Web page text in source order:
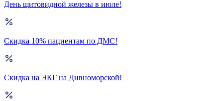
День щитовидной железы в июле!
Скидка 10% пациентам по ДМС!
Скидка на ЭКГ на Дивноморской!